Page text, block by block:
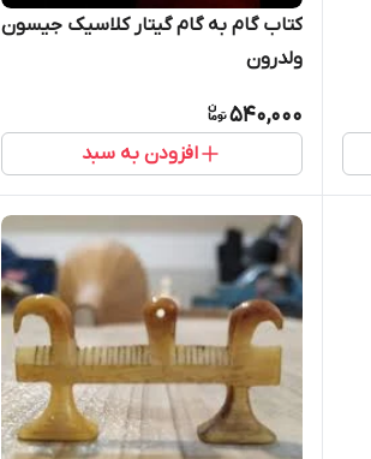
کتاب گام به گام گیتار کلاسیک جیسون
ولدرون
540,000
افزودن به سبد